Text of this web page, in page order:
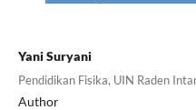
Yani Suryani
Pendidikan Fisika, UIN Raden
Author